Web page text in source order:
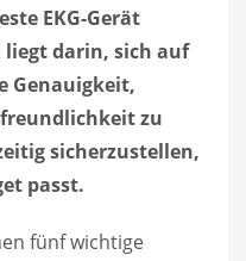
EKG-Gerät
liegt darin, sich auf
Genauigkeit,
zu
sicherzustellen,
passt.
fünf wichtige